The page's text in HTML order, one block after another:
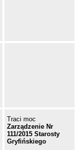
Traci moc
Zarządzenie Nr
111/2015 Starosty
Gryfińskiego